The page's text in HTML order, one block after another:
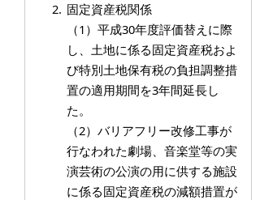
固定資産税関係
（1）平成30年度評価替えに際
し、土地に係る固定資産税およ
び特別土地保有税の負担調整措
置の適用期間を3年間延長し
た。
（2）バリアフリー改修工事が
行なわれた劇場、音楽堂等の実
演芸術の公演の用に供する施設
に係る固定資産税の減額措置が